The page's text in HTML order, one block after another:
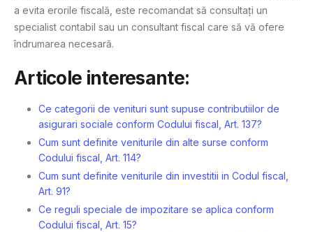
a evita erorile fiscală, este recomandat să consultați un
specialist contabil sau un consultant fiscal care să vă ofere
îndrumarea necesară.
Articole interesante:
Ce categorii de venituri sunt supuse contributiilor de
asigurari sociale conform Codului fiscal, Art. 137?
Cum sunt definite veniturile din alte surse conform
Codului fiscal, Art. 114?
Cum sunt definite veniturile din investitii in Codul fiscal,
Art. 91?
Ce reguli speciale de impozitare se aplica conform
Codului fiscal, Art. 15?